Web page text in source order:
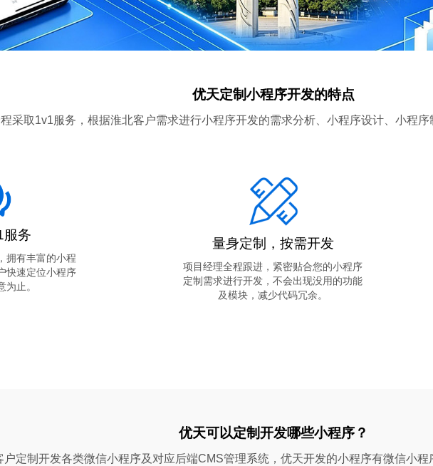
优天定制小程序开发的特点
采取1v1服务，根据淮北客户需求进行小程序开发的需求分析、小程序设计、小程
服务
拥有丰富的小程
快速定位小程序
为止。
量身定制，按需开发
项目经理全程跟进，紧密贴合您的小程序
定制需求进行开发，不会出现没用的功能
及模块，减少代码冗余。
优天可以定制开发哪些小程序？
定制开发各类微信小程序及对应后端CMS管理系统，优天开发的小程序有微信小